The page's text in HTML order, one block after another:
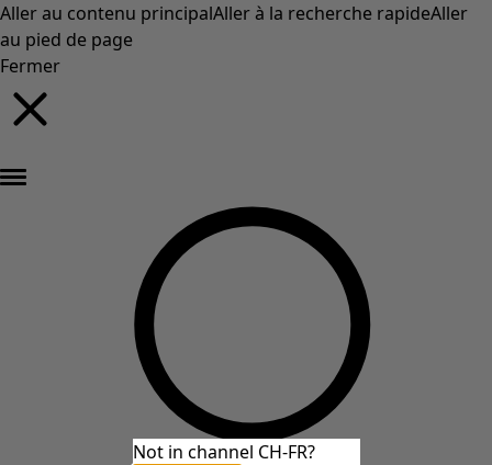
Aller au contenu principalAller à la recherche rapideAller
au pied de page
Fermer
Not in channel CH-FR?